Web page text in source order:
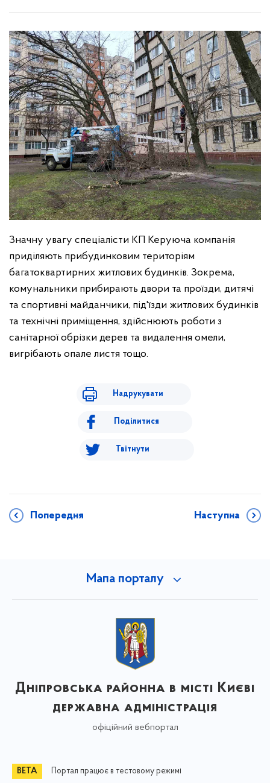
Значну увагу спеціалісти КП Керуюча компанія
приділяють прибудинковим територіям
багатоквартирних житлових будинків. Зокрема,
комунальники прибирають двори та проїзди, дитячі
та спортивні майданчики, під'їзди житлових будинків
та технічні приміщення, здійснюють роботи з
санітарної обрізки дерев та видалення омели,
вигрібають опале листя тощо.
Надрукувати
Поділитися
Твітнути
Попередня Наступна
Мапа порталу
Дніпровська районна в місті Києві
державна адміністрація
офіційний вебпортал
Портал працює в тестовому режимі